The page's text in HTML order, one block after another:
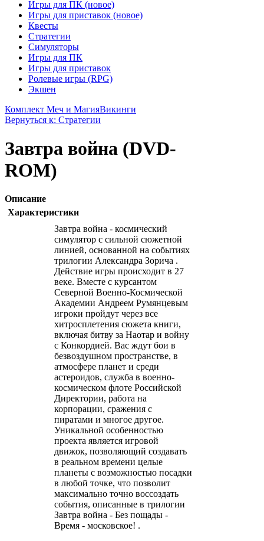
Игры для ПК (новое)
Игры для приставок (новое)
Квесты
Стратегии
Симуляторы
Игры для ПК
Игры для приставок
Ролевые игры (RPG)
Экшен
Комплект Меч и МагияВикинги
Вернуться к: Стратегии
Завтра война (DVD-
ROM)
Описание
Характеристики
Завтра война - космический
симулятор с сильной сюжетной
линией, основанной на событиях
трилогии Александра Зорича .
Действие игры происходит в 27
веке. Вместе с курсантом
Северной Военно-Космической
Академии Андреем Румянцевым
игроки пройдут через все
хитросплетения сюжета книги,
включая битву за Наотар и войну
с Конкордией. Вас ждут бои в
безвоздушном пространстве, в
атмосфере планет и среди
астероидов, служба в военно-
космическом флоте Российской
Директории, работа на
корпорации, сражения с
пиратами и многое другое.
Уникальной особенностью
проекта является игровой
движок, позволяющий создавать
в реальном времени целые
планеты с возможностью посадки
в любой точке, что позволит
максимально точно воссоздать
события, описанные в трилогии
Завтра война - Без пощады -
Время - московское! .